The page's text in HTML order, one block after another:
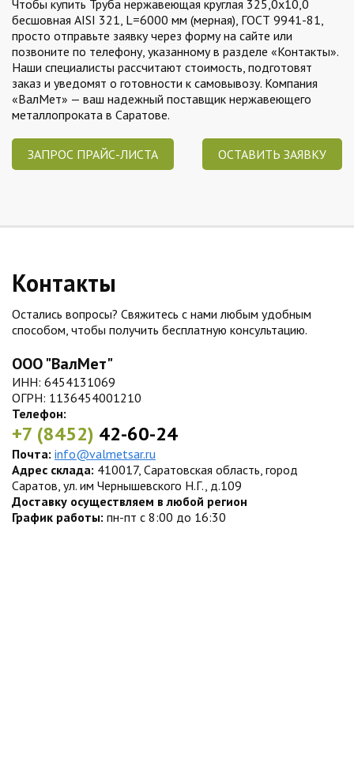
Чтобы купить Труба нержавеющая круглая 325,0х10,0
бесшовная AISI 321, L=6000 мм (мерная), ГОСТ 9941-81,
просто отправьте заявку через форму на сайте или
позвоните по телефону, указанному в разделе «Контакты».
Наши специалисты рассчитают стоимость, подготовят
заказ и уведомят о готовности к самовывозу. Компания
«ВалМет» — ваш надежный поставщик нержавеющего
металлопроката в Саратове.
ЗАПРОС ПРАЙС-ЛИСТА ОСТАВИТЬ ЗАЯВКУ
Контакты
Остались вопросы? Свяжитесь с нами любым удобным
способом, чтобы получить бесплатную консультацию.
ООО "ВалМет"
ИНН: 6454131069
ОГРН: 1136454001210
Телефон:
+7 (8452) 42-60-24
Почта: info@valmetsar.ru
Адрес склада: 410017, Саратовская область, город
Саратов, ул. им Чернышевского Н.Г., д.109
Доставку осуществляем в любой регион
График работы: пн-пт с 8:00 до 16:30